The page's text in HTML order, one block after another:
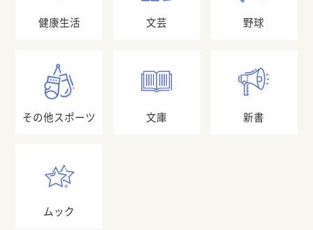
健康生活 文芸 野球
その他スポーツ 文庫 新書
ムック